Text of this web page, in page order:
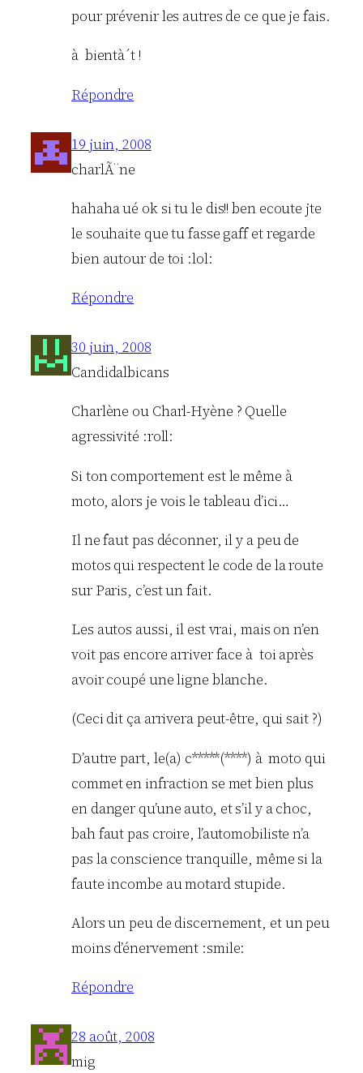
pour prévenir les autres de ce que je fais.
à bientà´t !
Répondre
19 juin, 2008
charlÃ¨ne
hahaha ué ok si tu le dis!! ben ecoute jte
le souhaite que tu fasse gaff et regarde
bien autour de toi :lol:
Répondre
30 juin, 2008
Candidalbicans
Charlène ou Charl-Hyène ? Quelle
agressivité :roll:
Si ton comportement est le même à
moto, alors je vois le tableau d’ici…
Il ne faut pas déconner, il y a peu de
motos qui respectent le code de la route
sur Paris, c’est un fait.
Les autos aussi, il est vrai, mais on n’en
voit pas encore arriver face à toi après
avoir coupé une ligne blanche.
(Ceci dit ça arrivera peut-être, qui sait ?)
D’autre part, le(a) c*****(****) à moto qui
commet en infraction se met bien plus
en danger qu’une auto, et s’il y a choc,
bah faut pas croire, l’automobiliste n’a
pas la conscience tranquille, même si la
faute incombe au motard stupide.
Alors un peu de discernement, et un peu
moins d’énervement :smile:
Répondre
28 août, 2008
mig